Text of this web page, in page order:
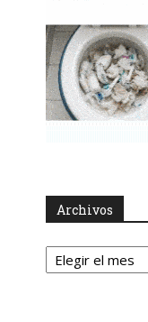
Archivos
Archivos